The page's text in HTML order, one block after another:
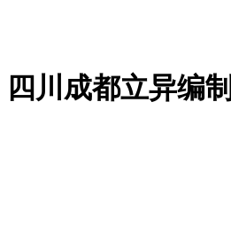
四川成都立异编